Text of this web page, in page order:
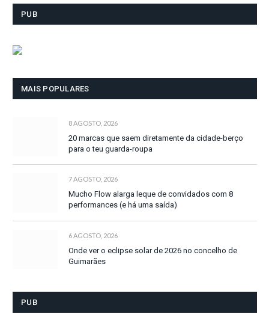
PUB
MAIS POPULARES
8 AGOSTO, 2026
20 marcas que saem diretamente da cidade-berço
para o teu guarda-roupa
7 AGOSTO, 2026
Mucho Flow alarga leque de convidados com 8
performances (e há uma saída)
6 AGOSTO, 2026
Onde ver o eclipse solar de 2026 no concelho de
Guimarães
PUB